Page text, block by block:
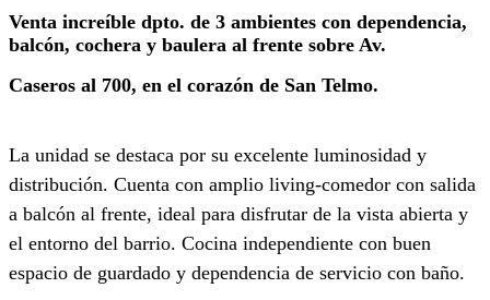
Venta increíble dpto. de 3 ambientes con dependencia,
balcón, cochera y baulera al frente sobre Av.
Caseros al 700, en el corazón de San Telmo.
La unidad se destaca por su excelente luminosidad y
distribución. Cuenta con amplio living-comedor con salida
a balcón al frente, ideal para disfrutar de la vista abierta y
el entorno del barrio. Cocina independiente con buen
espacio de guardado y dependencia de servicio con baño.